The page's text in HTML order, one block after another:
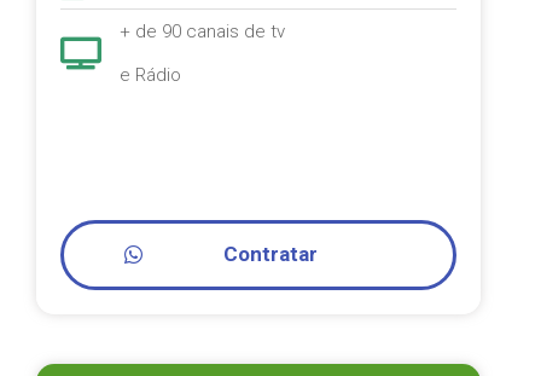
+ de 90 canais de tv
e Rádio
Contratar